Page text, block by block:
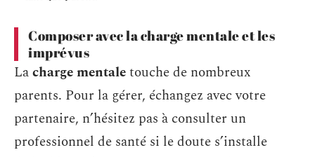
Composer avec la charge mentale et les
imprévus
Lacharge mentaletouche de nombreux
parents. Pour la gérer, échangez avec votre
partenaire, n’hésitez pas à consulter un
professionnel de santé si le doute s’installe